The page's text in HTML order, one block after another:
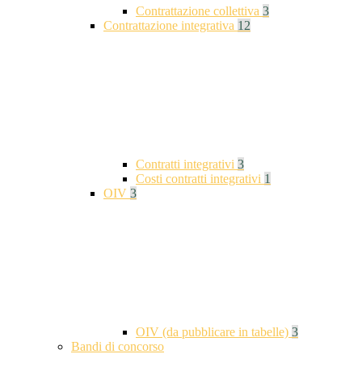
Contrattazione collettiva 3
Contrattazione integrativa 12
Contratti integrativi 3
Costi contratti integrativi 1
OIV 3
OIV (da pubblicare in tabelle) 3
Bandi di concorso